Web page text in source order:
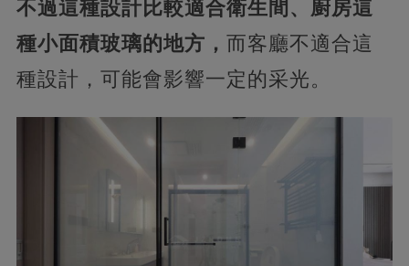
不過這種設計比較適合衛生間、廚房這
種小面積玻璃的地方， 而客廳不適合這
種設計，可能會影響一定的采光。